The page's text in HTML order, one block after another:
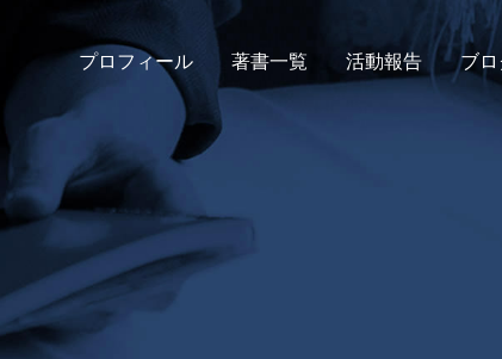
プロフィール 著書一覧 活動報告 ブ